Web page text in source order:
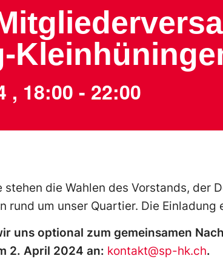
, 18:00 - 22:00
die Wahlen des Vorstands, der
rund um unser Quartier. Die
uns optional zum gemeinsamen
2. April 2024 an: kontakt@sp-hk.ch.